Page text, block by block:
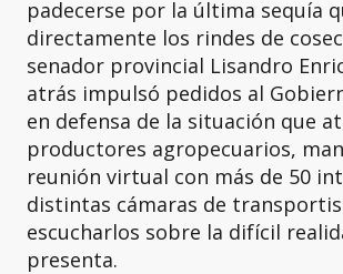
padecerse por la última sequía
directamente los rindes de
senador provincial Lisandro
atrás impulsó pedidos al
en defensa de la situación que
productores agropecuarios,
reunión virtual con más de 50
distintas cámaras de
escucharlos sobre la difícil
presenta.